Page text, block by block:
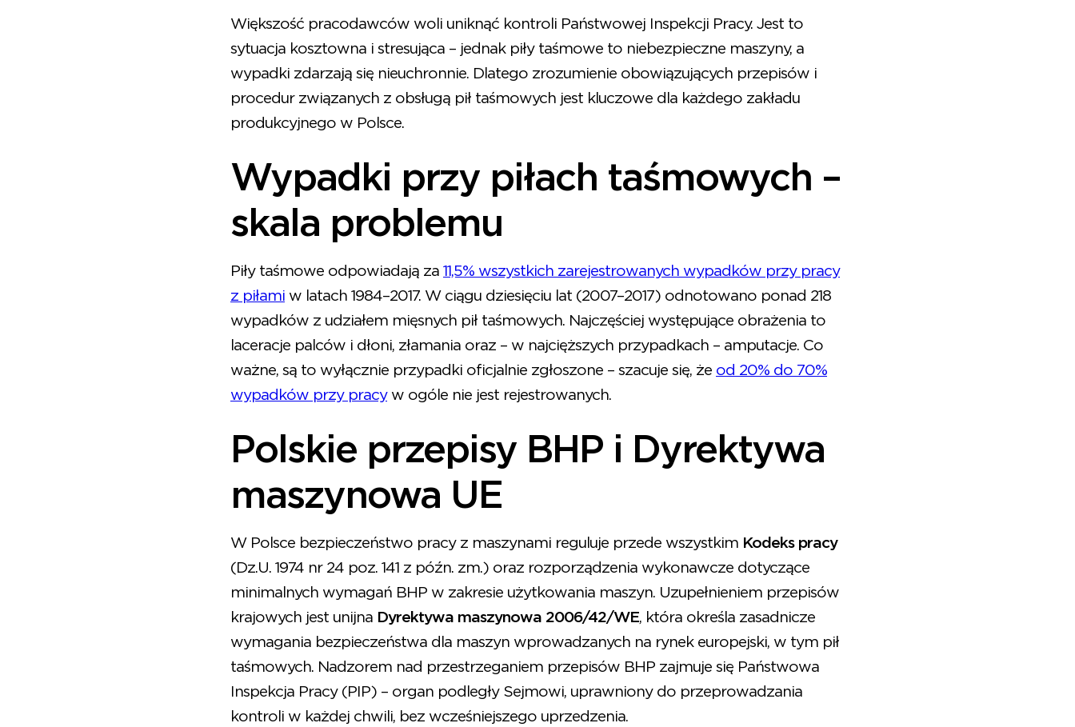
Większość pracodawców woli uniknąć kontroli Państwowej Inspekcji Pracy. Jest to
sytuacja kosztowna i stresująca – jednak piły taśmowe to niebezpieczne maszyny, a
wypadki zdarzają się nieuchronnie. Dlatego zrozumienie obowiązujących przepisów i
procedur związanych z obsługą pił taśmowych jest kluczowe dla każdego zakładu
produkcyjnego w Polsce.
Wypadki przy piłach taśmowych –
skala problemu
Piły taśmowe odpowiadają za 11,5% wszystkich zarejestrowanych wypadków przy pracy
z piłami w latach 1984–2017. W ciągu dziesięciu lat (2007–2017) odnotowano ponad 218
wypadków z udziałem mięsnych pił taśmowych. Najczęściej występujące obrażenia to
laceracje palców i dłoni, złamania oraz – w najcięższych przypadkach – amputacje. Co
ważne, są to wyłącznie przypadki oficjalnie zgłoszone – szacuje się, że od 20% do 70%
wypadków przy pracyw ogóle nie jest rejestrowanych.
Polskie przepisy BHP i Dyrektywa
maszynowa UE
W Polsce bezpieczeństwo pracy z maszynami reguluje przede wszystkim Kodeks pracy
(Dz.U. 1974 nr 24 poz. 141 z późn. zm.) oraz rozporządzenia wykonawcze dotyczące
minimalnych wymagań BHP w zakresie użytkowania maszyn. Uzupełnieniem przepisów
krajowych jest unijna Dyrektywa maszynowa 2006/42/WE, która określa zasadnicze
wymagania bezpieczeństwa dla maszyn wprowadzanych na rynek europejski, w tym pił
taśmowych. Nadzorem nad przestrzeganiem przepisów BHP zajmuje się Państwowa
Inspekcja Pracy (PIP) – organ podległy Sejmowi, uprawniony do przeprowadzania
kontroli w każdej chwili, bez wcześniejszego uprzedzenia.